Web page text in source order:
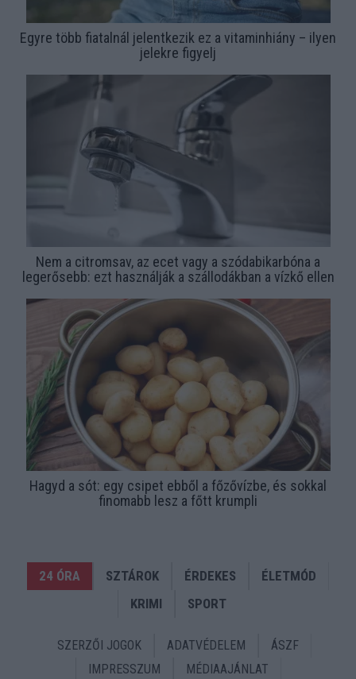
Egyre több fiatalnál jelentkezik ez a vitaminhiány – ilyen
jelekre figyelj
Nem a citromsav, az ecet vagy a szódabikarbóna a
legerősebb: ezt használják a szállodákban a vízkő ellen
Hagyd a sót: egy csipet ebből a főzővízbe, és sokkal
finomabb lesz a főtt krumpli
24 ÓRA SZTÁROK ÉRDEKES
ÉLETMÓD
KRIMI
SPORT
SZERZŐI JOGOK ADATVÉDELEM
ÁSZF
IMPRESSZUM
MÉDIAAJÁNLAT